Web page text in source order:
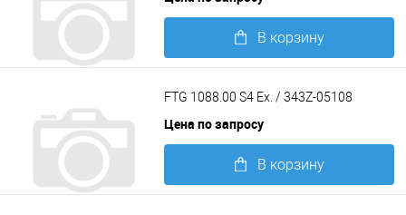
В корзину
FTG 1088.00 S4 Ex. / 343Z-05108
Цена по запросу
В корзину